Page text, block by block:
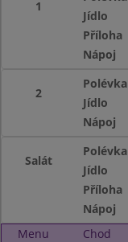
1
Jídlo
Příloha
Nápoj
2
Polévka
Jídlo
Nápoj
Salát
Polévka
Jídlo
Příloha
Nápoj
Menu
Chod